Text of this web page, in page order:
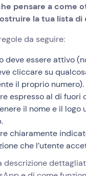
pensare a come
la tua lista
da seguire:
deve essere attivo
cliccare su
il proprio numero).
espresso al di fuori
il nome e il logo
chiaramente
che l’utente
descrizione